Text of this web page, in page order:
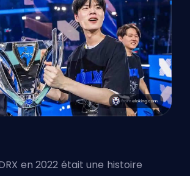
en 2022 était une histoire